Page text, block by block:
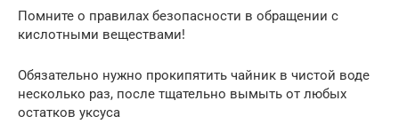
Помните о правилах безопасности в обращении с
кислотными веществами!
Обязательно нужно прокипятить чайник в чистой воде
несколько раз, после тщательно вымыть от любых
остатков уксуса